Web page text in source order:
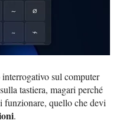
sul computer
tastiera, magari perché
funzionare, quello che devi
.